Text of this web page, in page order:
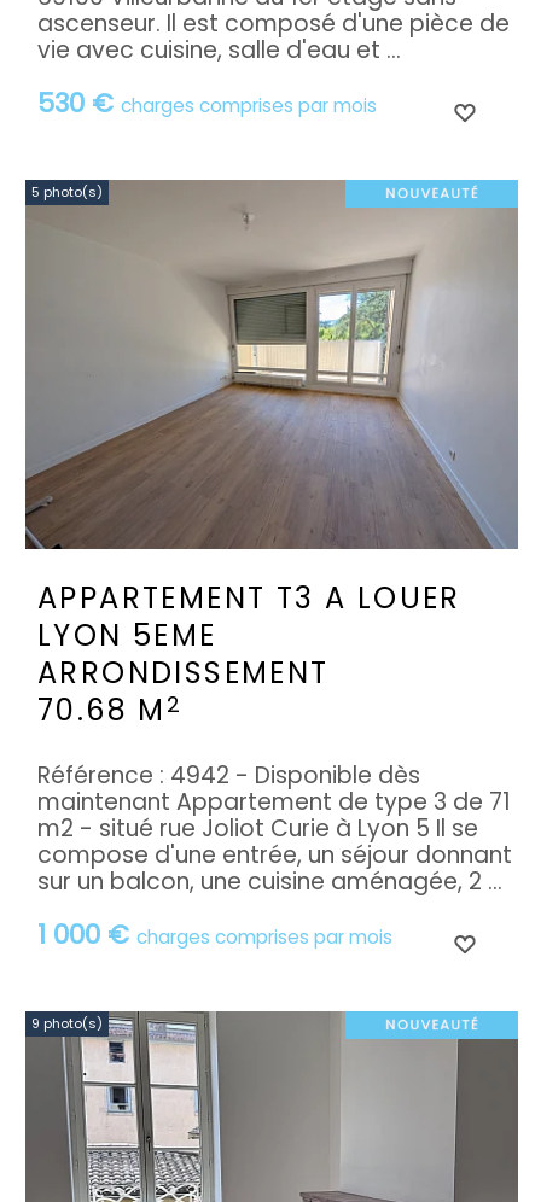
530 € charges comprises par mois
ascenseur. Il est composé d'une pièce de
vie avec cuisine, salle d'eau et ...
5 photo(s)
APPARTEMENT T3 A LOUER
LYON 5EME
ARRONDISSEMENT
70.68 M 2
1 000 € charges comprises par mois
Référence : 4942 - Disponible dès
maintenant Appartement de type 3 de 71
m2 - situé rue Joliot Curie à Lyon 5 Il se
compose d'une entrée, un séjour donnant
sur un balcon, une cuisine aménagée, 2 ...
9 photo(s)